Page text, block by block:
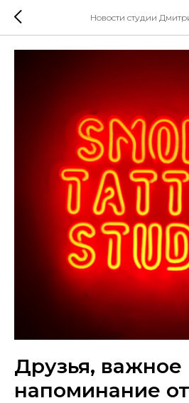
Новости студии
Друзья, важное
напоминание